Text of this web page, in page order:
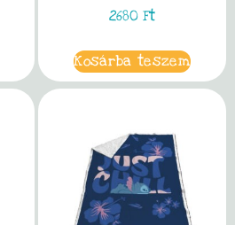
2680 Ft
Kosárba teszem